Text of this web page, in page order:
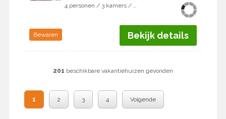
4 personen / 3 kamers / 2 slaapkamers
Bewaren Bekijk details
201 beschikbare vakantiehuizen gevonden
1 2 3 4 Volgende